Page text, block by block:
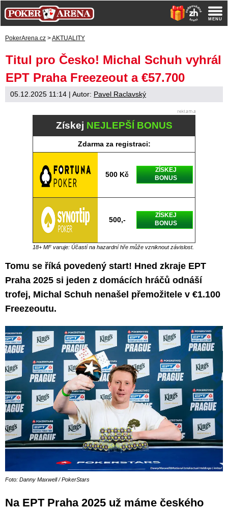
PokerArena.cz >AKTUALITY
Titul pro Česko! Michal Schuh vyhrál
EPT Praha Freezeout a €57.700
05.12.2025 11:14 | Autor: Pavel Raclavský
Získej NEJLEPŠÍ BONUS
Zdarma za registraci:
500 Kč
ZÍSKEJ
BONUS
500,-
ZÍSKEJ
BONUS
18+ MF varuje: Účastí na hazardní hře může vzniknout závislost.
Tomu se říká povedený start! Hned zkraje EPT
Praha 2025 si jeden z domácích hráčů odnáší
trofej, Michal Schuh nenašel přemožitele v €1.100
Freezeoutu.
Foto: Danny Maxwell / PokerStars
Na EPT Praha 2025 už máme českého